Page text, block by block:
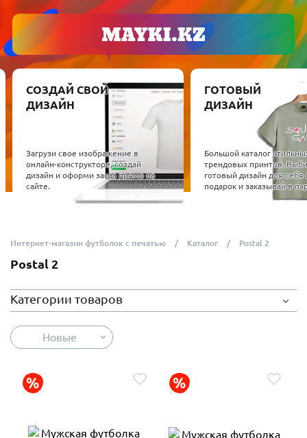
СОЗДАЙ СВОЙ
ДИЗАЙН
Загрузи свое изображение в
онлайн-конструкторе, создай
дизайн и оформи заказ прямо на
сайте.
ГОТОВЫЙ
ДИЗАЙН
Большой каталог
трендовых принтов.
готовый дизайн для себя
подарок и заказывай в
Интернет-магазин футболок с печатью Каталог Postal 2
Postal 2
Категории товаров
Новые